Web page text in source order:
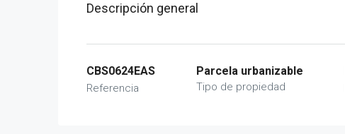
Descripción general
CBS0624EAS
Referencia
Parcela urbanizable
Tipo de propiedad